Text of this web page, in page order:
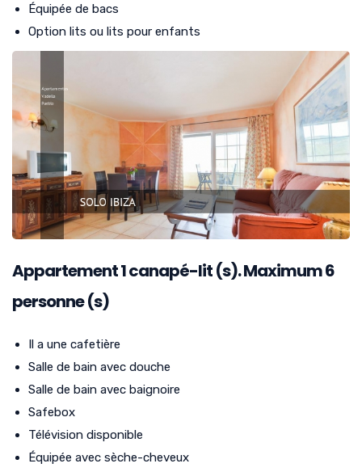
Équipée de bacs
Option lits ou lits pour enfants
Appartement1canapé-lit (s). Maximum 6
personne (s)
Il a une cafetière
Salle de bain avec douche
Salle de bain avec baignoire
Safebox
Télévision disponible
Équipée avec sèche-cheveux